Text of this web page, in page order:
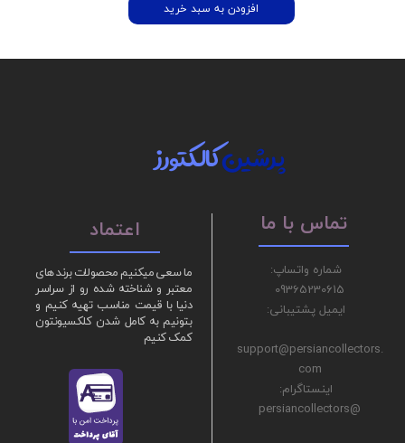
افزودن به سبد خرید
ما سعی میکنیم محصولات برند های
معتبر و شناخته شده رو از سراسر
دنیا با قیمت مناسب تهیه کنیم و
بتونیم به کامل شدن کلکسیونتون
کمک کنیم
پرشینکالکتورز
شماره واتساپ:
09365230615
ایمیل پشتیبانی:
support@persiancollectors.
com
اینستاگرام:
@persiancollectors
تماس با ما اعتماد